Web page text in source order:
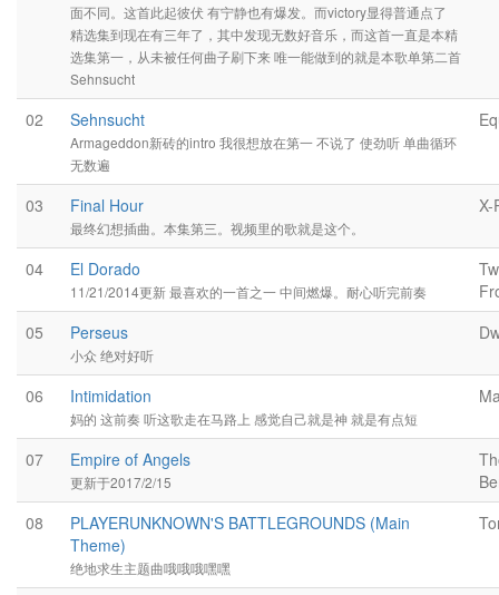
面不同。这首此起彼伏 有宁静也有爆发。而victory显得普通点了
精选集到现在有三年了，其中发现无数好音乐，而这首一直是本精
选集第一，从未被任何曲子刷下来 唯一能做到的就是本歌单第二首
Sehnsucht
02 Sehnsucht
Armageddon新砖的intro 我很想放在第一 不说了 使劲听 单曲循环
无数遍
03 Final Hour
最终幻想插曲。本集第三。视频里的歌就是这个。
X-
04 El Dorado
11/21/2014更新 最喜欢的一首之一 中间燃爆。耐心听完前奏
05
Perseus
小众 绝对好听
06 Intimidation
妈的 这前奏 听这歌走在马路上 感觉自己就是神 就是有点短
07 Empire of Angels
更新于2017/2/15
08
PLAYERUNKNOWN'S BATTLEGROUNDS (Main
Theme)
绝地求生主题曲哦哦哦嘿嘿